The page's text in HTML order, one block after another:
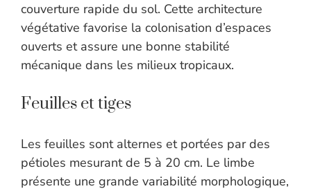
couverture rapide du sol. Cette architecture
végétative favorise la colonisation d’espaces
ouverts et assure une bonne stabilité
mécanique dans les milieux tropicaux.
Feuilles et tiges
Les feuilles sont alternes et portées par des
pétioles mesurant de 5 à 20 cm. Le limbe
présente une grande variabilité morphologique,